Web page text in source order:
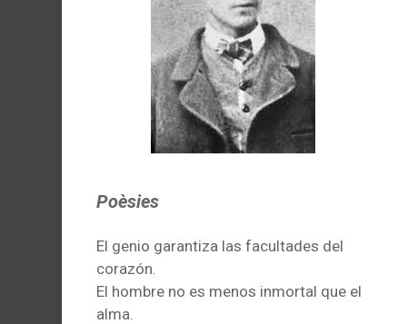
Poèsies
El genio garantiza las facultades del
corazón.
El hombre no es menos inmortal que el
alma.